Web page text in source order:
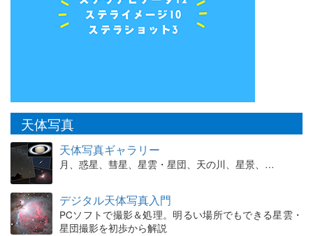
天体写真
天体写真ギャラリー
月、惑星、彗星、星雲・星団、天の川、星景、…
デジタル天体写真入門
PCソフトで撮影＆処理。明るい場所でもできる星雲・
星団撮影を初歩から解説